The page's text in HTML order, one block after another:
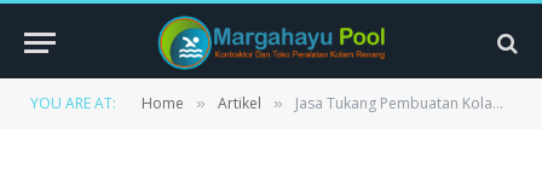
YOU ARE AT: Home » Artikel » Jasa Tukang Pembuatan Kolam Renang Minimalis di Ciamis – Hunian Lebih Stylish & Nyaman dengan Desain Modern